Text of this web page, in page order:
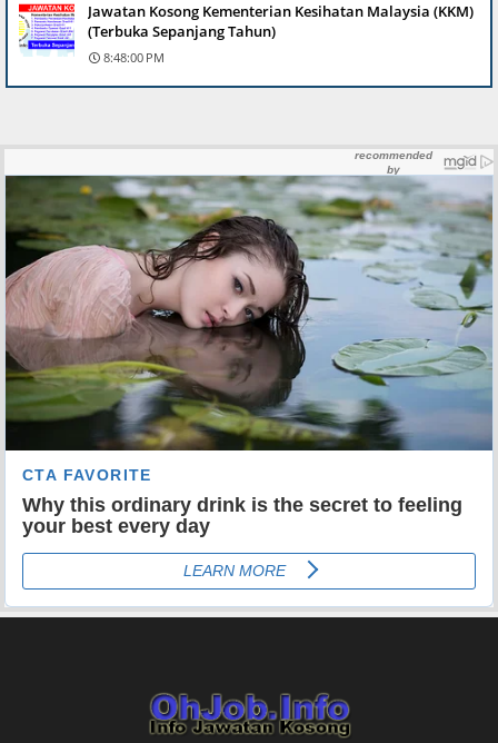
Jawatan Kosong Kementerian Kesihatan Malaysia (KKM)
(Terbuka Sepanjang Tahun)
8:48:00 PM